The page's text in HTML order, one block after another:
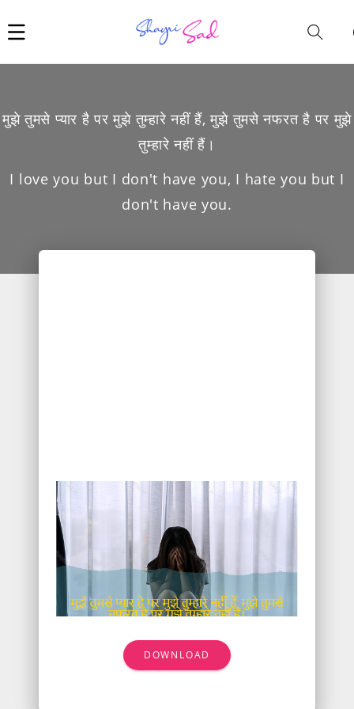
मुझे तुमसे प्यार है पर मुझे तुम्हारे नहीं हैं, मुझे तुमसे नफरत है पर मुझे
तुम्हारे नहीं हैं।
I love you but I don't have you, I hate you but I
don't have you.
DOWNLOAD